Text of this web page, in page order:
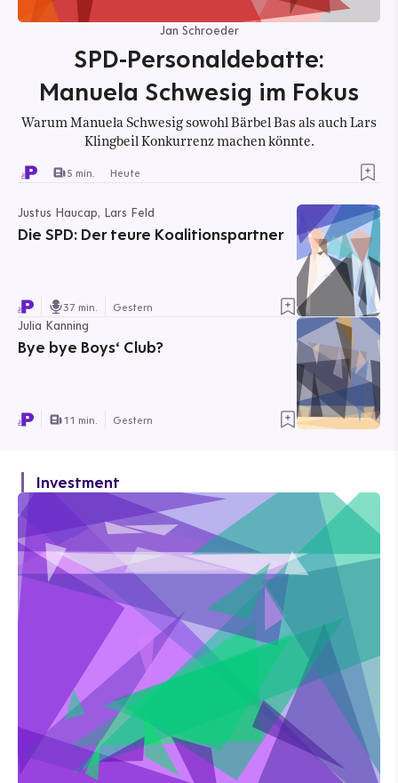
Jan Schroeder
SPD-Personaldebatte:
Manuela Schwesig im Fokus
Warum Manuela Schwesig sowohl Bärbel Bas als auch Lars
Klingbeil Konkurrenz machen könnte.
5 min. Heute
Justus Haucap, Lars Feld
Die SPD: Der teure Koalitionspartner
37 min. Gestern
Julia Kanning
Bye bye Boys‘ Club?
11 min. Gestern
Investment